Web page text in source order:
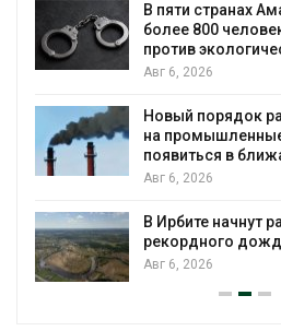
В пяти странах
более 800
против
Авг 6, 2026
Новый порядок
на
появиться в
Авг 6, 2026
В Ирбите начнут
рекордного
Авг 6, 2026